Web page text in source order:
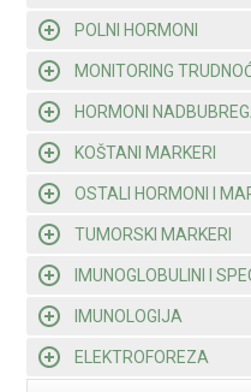
POLNI HORMONI
MONITORING
HORMONI
KOŠTANI MARKERI
OSTALI HORMONI I
TUMORSKI MARKERI
IMUNOGLOBULINI I
IMUNOLOGIJA
ELEKTROFOREZA